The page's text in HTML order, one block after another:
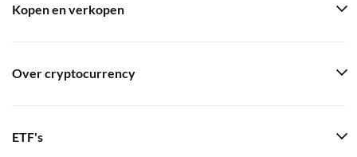
Kopen en verkopen
Over cryptocurrency
ETF's